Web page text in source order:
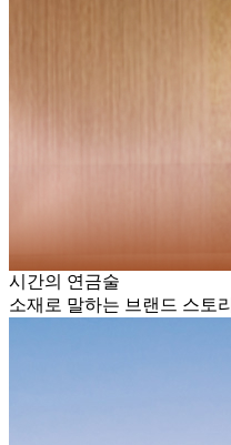
시간의 연금술
소재로 말하는 브랜드 스토리